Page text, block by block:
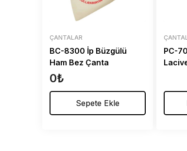
ÇANTALAR
BC-8300 İp Büzgülü
Ham Bez Çanta
0₺
Sepete Ekle
PC-